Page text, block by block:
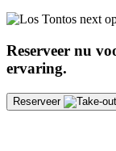
Reserveer nu
ervaring.
Reserveer